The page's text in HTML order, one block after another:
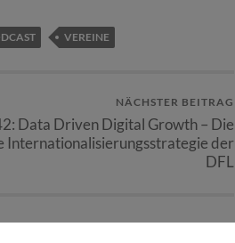
VEREINE
NÄCHSTER BEITRAG
Data Driven Digital Growth – Die
Internationalisierungsstrategie der
DFL